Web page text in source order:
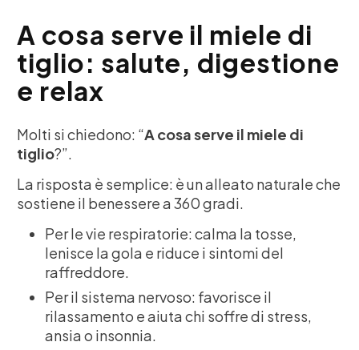
A cosa serve il miele di
tiglio: salute, digestione
e relax
Molti si chiedono: “A cosa serve il miele di
tiglio?”.
La risposta è semplice: è un alleato naturale che
sostiene il benessere a 360 gradi.
Per le vie respiratorie: calma la tosse,
lenisce la gola e riduce i sintomi del
raffreddore.
Per il sistema nervoso: favorisce il
rilassamento e aiuta chi soffre di stress,
ansia o insonnia.